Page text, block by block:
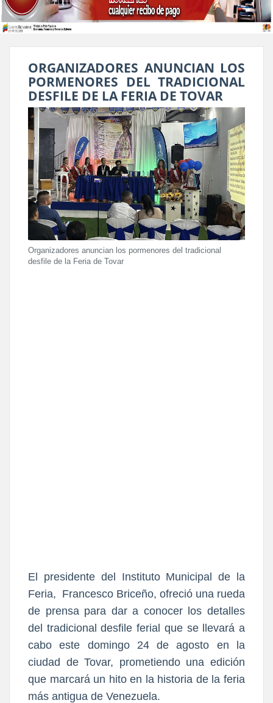
ORGANIZADORES ANUNCIAN LOS
PORMENORES DEL TRADICIONAL
DESFILE DE LA FERIA DE TOVAR
Organizadores anuncian los pormenores del tradicional
desfile de la Feria de Tovar
El presidente del Instituto Municipal de la
Feria, Francesco Briceño, ofreció una rueda
de prensa para dar a conocer los detalles
del tradicional desfile ferial que se llevará a
cabo este domingo 24 de agosto en la
ciudad de Tovar, prometiendo una edición
que marcará un hito en la historia de la feria
más antigua de Venezuela.